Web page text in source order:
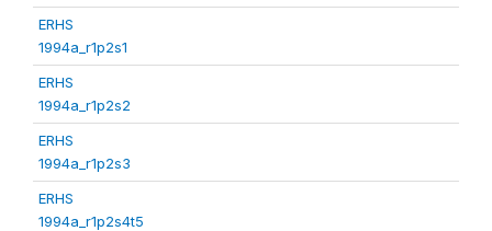
ERHS
1994a_r1p2s1
ERHS
1994a_r1p2s2
ERHS
1994a_r1p2s3
ERHS
1994a_r1p2s4t5